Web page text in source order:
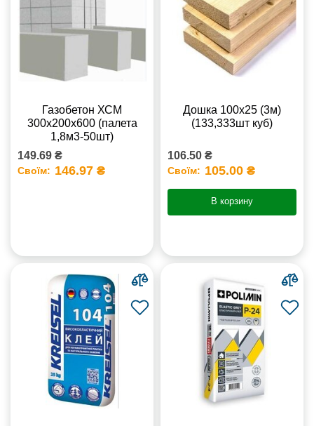
Газобетон ХСМ
300x200x600 (палета
1,8м3-50шт)
149.69 ₴
Своїм: 146.97 ₴
Дошка 100х25 (3м)
(133,333шт куб)
106.50 ₴
Своїм: 105.00 ₴
В корзину